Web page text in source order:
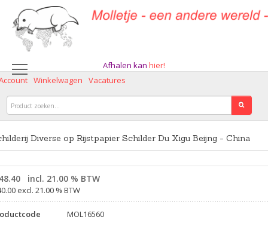
Afhalen kan hier!
Winkelwagen Vacatures
Diverse op Rijstpapier Schilder Du Xigu Beijng - China
incl. 21.00 % BTW
excl. 21.00 % BTW
MOL16560